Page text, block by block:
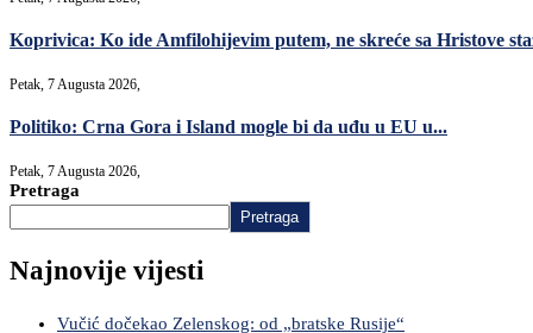
Koprivica: Ko ide Amfilohijevim putem, ne skreće sa Hristove
Petak, 7 Augusta 2026,
Politiko: Crna Gora i Island mogle bi da uđu u EU u...
Petak, 7 Augusta 2026,
Pretraga
Pretraga
Najnovije vijesti
Vučić dočekao Zelenskog: od „bratske Rusije“